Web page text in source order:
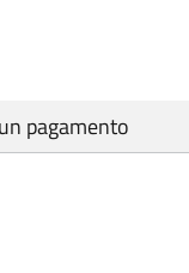
pagamento